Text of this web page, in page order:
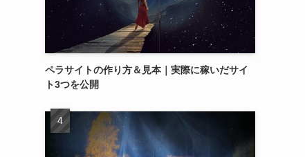
ペラサイトの作り方＆見本｜実際に稼いだサイ
ト3つを公開